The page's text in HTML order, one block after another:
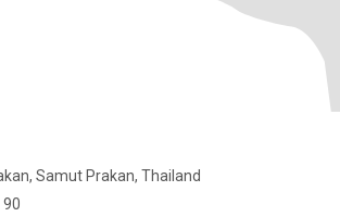
Samut Prakan, Thailand
90